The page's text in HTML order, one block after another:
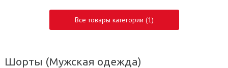
Все товары категории (1)
Шорты (Мужская одежда)